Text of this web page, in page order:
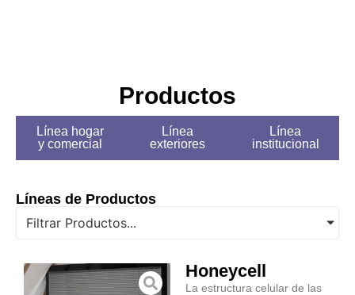
Productos
Línea hogar
y comercial
Línea
exteriores
Línea
institucional
Líneas de Productos
Filtrar Productos...
Honeycell
La estructura celular de las